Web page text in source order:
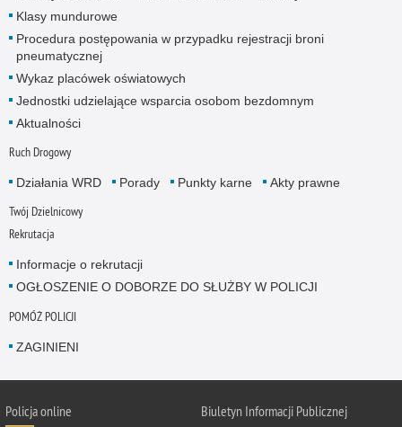
Klasy mundurowe
Procedura postępowania w przypadku rejestracji broni
pneumatycznej
Wykaz placówek oświatowych
Jednostki udzielające wsparcia osobom bezdomnym
Aktualności
Ruch Drogowy
Działania WRD Porady Punkty karne Akty prawne
Twój Dzielnicowy
Rekrutacja
Informacje o rekrutacji
OGŁOSZENIE O DOBORZE DO SŁUŻBY W POLICJI
POMÓŻ POLICJI
ZAGINIENI
Policja online Biuletyn Informacji Publicznej